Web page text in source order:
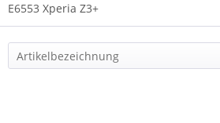
E6553 Xperia Z3+